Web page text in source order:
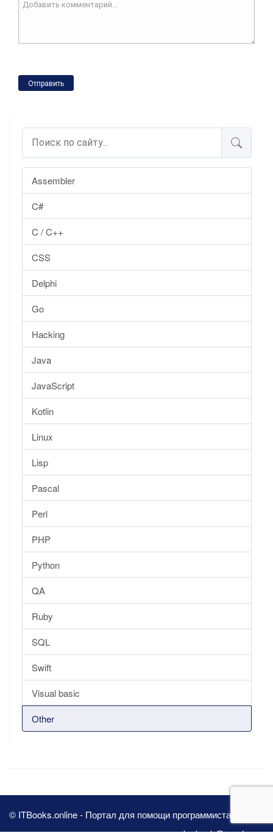
Assembler
C#
C / C++
CSS
Delphi
Go
Hacking
Java
JavaScript
Kotlin
Linux
Lisp
Pascal
Perl
PHP
Python
QA
Ruby
SQL
Swift
Visual basic
Other
Отправить
© ITBooks.online - Портал для помощи программистам 2026